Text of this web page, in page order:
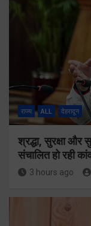
राज्य ALL देहरादून
श्रद्धा, सुरक्षा
संचालित हो रही
3 hours ago